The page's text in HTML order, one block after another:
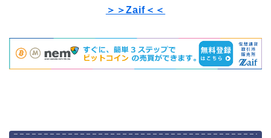
＞＞Zaif＜＜